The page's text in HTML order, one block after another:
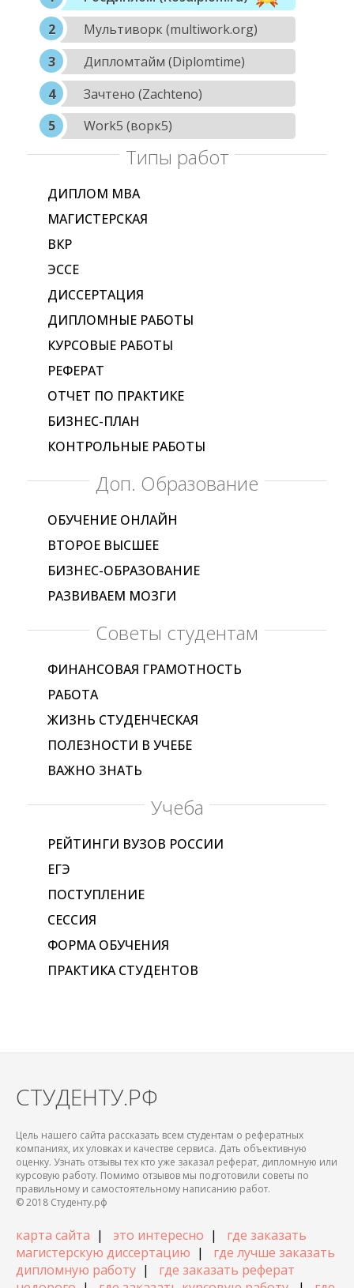
Мультиворк (multiwork.org)
Дипломтайм (Diplomtime)
Зачтено (Zachteno)
Work5 (ворк5)
Типы работ
ДИПЛОМ МВА
МАГИСТЕРСКАЯ
ВКР
ЭССЕ
ДИССЕРТАЦИЯ
ДИПЛОМНЫЕ РАБОТЫ
КУРСОВЫЕ РАБОТЫ
РЕФЕРАТ
ОТЧЕТ ПО ПРАКТИКЕ
БИЗНЕС-ПЛАН
КОНТРОЛЬНЫЕ РАБОТЫ
Доп. Образование
ОБУЧЕНИЕ ОНЛАЙН
ВТОРОЕ ВЫСШЕЕ
БИЗНЕС-ОБРАЗОВАНИЕ
РАЗВИВАЕМ МОЗГИ
Советы студентам
ФИНАНСОВАЯ ГРАМОТНОСТЬ
РАБОТА
ЖИЗНЬ СТУДЕНЧЕСКАЯ
ПОЛЕЗНОСТИ В УЧЕБЕ
ВАЖНО ЗНАТЬ
Учеба
РЕЙТИНГИ ВУЗОВ РОССИИ
ЕГЭ
ПОСТУПЛЕНИЕ
СЕССИЯ
ФОРМА ОБУЧЕНИЯ
ПРАКТИКА СТУДЕНТОВ
СТУДЕНТУ.РФ
Цель нашего сайта рассказать всем студентам о рефератных
компаниях, их уловках и качестве сервиса. Дать объективную
оценку. Узнать отзывы тех кто уже заказал реферат, дипломную или
курсовую работу. Помимо отзывов мы подготовили советы по
правильному и самостоятельному написанию работ.
© 2018 Студенту.рф
карта сайта | это интересно | где заказать
магистерскую диссертацию | где лучше заказать
дипломную работу | где заказать реферат